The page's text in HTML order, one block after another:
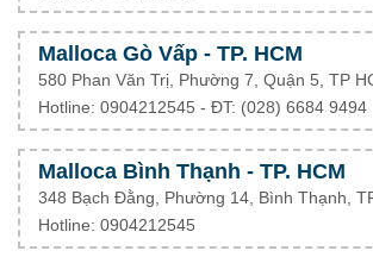
Malloca Gò Vấp - TP. HCM
580 Phan Văn Trị, Phường 7, Quận 5, TP
Hotline: 0904212545 - ĐT: (028) 6684 9494
Malloca Bình Thạnh - TP. HCM
348 Bạch Đằng, Phường 14, Bình Thạnh,
Hotline: 0904212545